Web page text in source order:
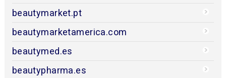
beautymarket.pt
beautymarketamerica.com
beautymed.es
beautypharma.es